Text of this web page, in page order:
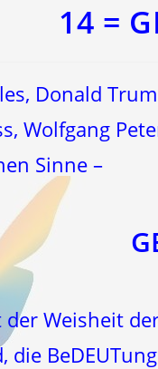
14 =
Donald
Wolfgang
Sinne –
Weisheit
die